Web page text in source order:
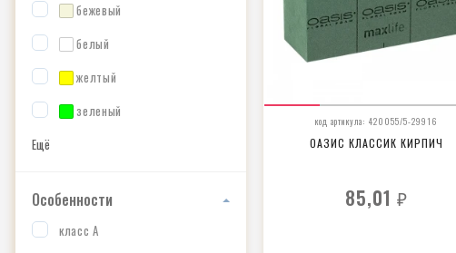
бежевый
белый
желтый
зеленый
Ещё
Особенности
класс А
код артикула: 420055/5-29916
ОАЗИС КЛАССИК КИРПИЧ
85,01 ₽